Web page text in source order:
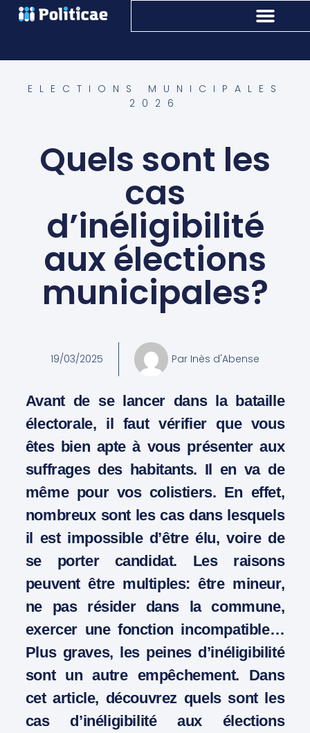
ELECTIONS MUNICIPALES
2026
Quels sont les
cas
d’inéligibilité
aux élections
municipales?
19/03/2025 Par Inès d'Abense
Avant de se lancer dans la bataille
électorale, il faut vérifier que vous
êtes bien apte à vous présenter aux
suffrages des habitants. Il en va de
même pour vos colistiers. En effet,
nombreux sont les cas dans lesquels
il est impossible d’être élu, voire de
se porter candidat. Les raisons
peuvent être multiples: être mineur,
ne pas résider dans la commune,
exercer une fonction incompatible…
Plus graves, les peines d’inéligibilité
sont un autre empêchement. Dans
cet article, découvrez quels sont les
cas d’inéligibilité aux élections